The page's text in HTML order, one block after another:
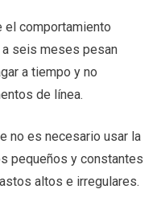
el comportamiento
seis meses pesan
a tiempo y no
de línea.
no es necesario usar la
pequeños y constantes
altos e irregulares.